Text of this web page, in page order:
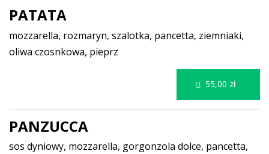
PATATA
mozzarella, rozmaryn, szalotka, pancetta, ziemniaki,
oliwa czosnkowa, pieprz
PANZUCCA
sos dyniowy, mozzarella, gorgonzola dolce, pancetta,